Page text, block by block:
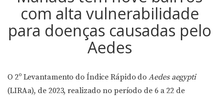
com alta vulnerabilidade
para doenças causadas pelo
Aedes
O 2º Levantamento do Índice Rápido doAedes aegypti
(LIRAa), de 2023, realizado no período de 6 a 22 de